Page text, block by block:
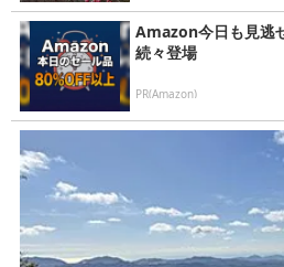
Amazon今日も見逃
続々登場
PR(Amazon)